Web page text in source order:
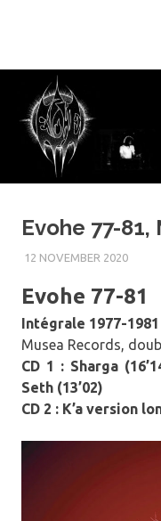
Evohe 77-
12 NOVEMBER 2020
Evohe 77-81
Intégrale 1977-1981
Musea Records,
CD 1 : Sharga
Seth (13’02)
CD 2 : K’a version